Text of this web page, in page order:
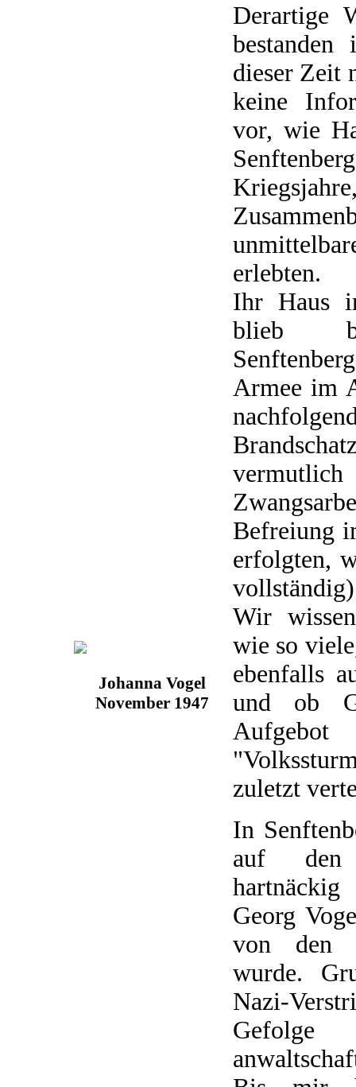
Johanna Vogel
November 1947
Derartige
bestanden
dieser Zeit
keine
vor, wie
erlebten.
Ihr Haus
blieb
Armee im
Befreiung
erfolgten,
Wir
wie so
ebenfalls
und ob
zuletzt
In
auf den
Georg
von den
wurde.
Nazi-